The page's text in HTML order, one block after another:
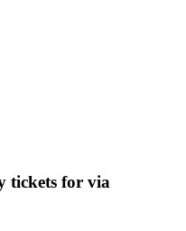
tickets for via